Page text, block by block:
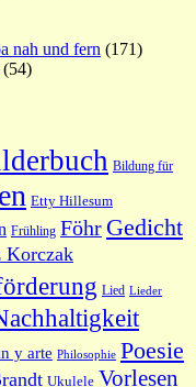
nah und fern (171)
(54)
Bildung für
Etty Hillesum
Frühling Föhr Gedicht
Korczak
Lied Lieder
y arte Philosophie Poesie
Ukulele Vorlesen